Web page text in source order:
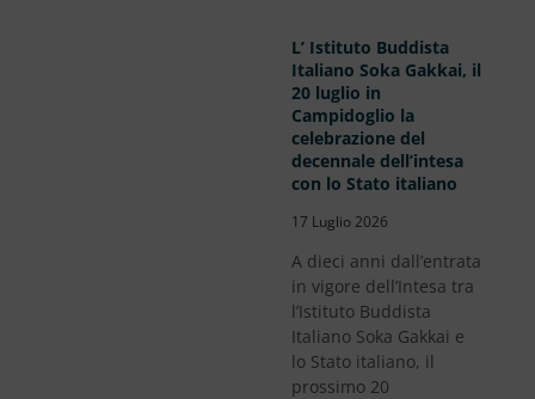
L’ Istituto Buddista
Italiano Soka Gakkai, il
20 luglio in
Campidoglio la
celebrazione del
decennale dell’intesa
con lo Stato italiano
17 Luglio 2026
A dieci anni dall’entrata
in vigore dell’Intesa tra
l’Istituto Buddista
Italiano Soka Gakkai e
lo Stato italiano, il
prossimo 20